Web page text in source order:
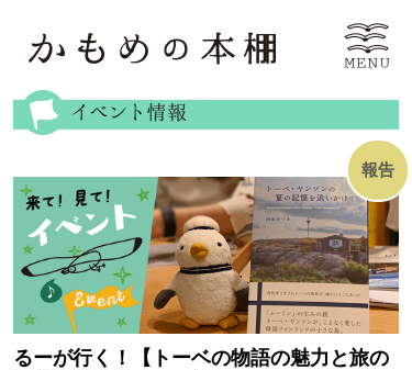
報告
るーが行く！【トーベの物語の魅力と旅の